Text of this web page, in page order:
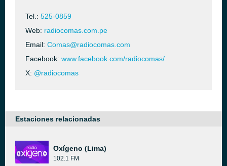
Tel.: 525-0859
Web: radiocomas.com.pe
Email: Comas@radiocomas.com
Facebook: www.facebook.com/radiocomas/
X: @radiocomas
Estaciones relacionadas
Oxígeno (Lima)
102.1 FM